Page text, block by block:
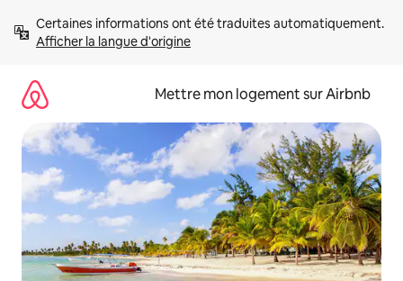
directement
Afficher la langue d'origine
Mettre mon logement sur Airbnb